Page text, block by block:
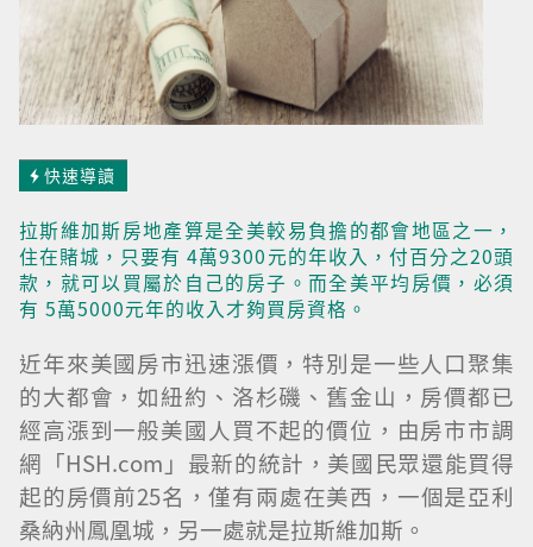
快速導讀
拉斯維加斯房地產算是全美較易負擔的都會地區之一，
住在賭城，只要有 4萬9300元的年收入，付百分之20頭
款，就可以買屬於自己的房子。而全美平均房價，必須
有 5萬5000元年的收入才夠買房資格。
近年來美國房市迅速漲價，特別是一些人口聚集
的大都會，如紐約、洛杉磯、舊金山，房價都已
經高漲到一般美國人買不起的價位，由房市市調
網「HSH.com」最新的統計，美國民眾還能買得
起的房價前25名，僅有兩處在美西，一個是亞利
桑納州鳳凰城，另一處就是拉斯維加斯。